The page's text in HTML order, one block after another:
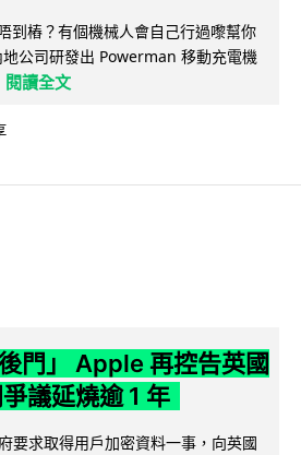
到樁？有個機械人會自己行過嚟幫你
公司研發出 Powerman 移動充電機
閱讀全文
門」 Apple 再控告英國
議延燒逾 1 年
要求取得用戶加密資料一事，向英國